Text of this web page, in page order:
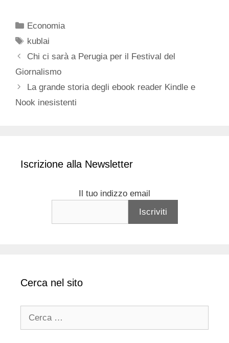
Categorie
Economia
Tag
kublai
Chi ci sarà a Perugia per il Festival del
Giornalismo
La grande storia degli ebook reader Kindle e
Nook inesistenti
Iscrizione alla Newsletter
Il tuo indizzo email
Cerca nel sito